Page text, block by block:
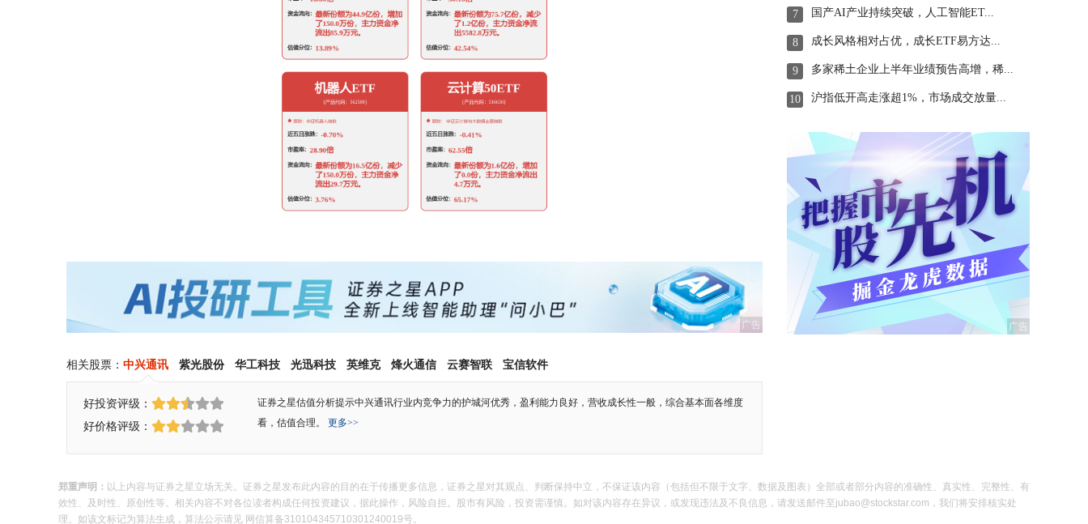
广告
相关股票： 中兴通讯 紫光股份 华工科技 光迅科技 英维克 烽火通信 云赛智联 宝信软件
好投资评级：
好价格评级：
证券之星估值分析提示中兴通讯行业内竞争力的护城河优秀，盈利能力良好，营收成长性一般，综合基本面各维度
看，估值合理。 更多>>
7 国产AI产业持续突破，人工智能ET...
8 成长风格相对占优，成长ETF易方达...
9 多家稀土企业上半年业绩预告高增，稀...
10 沪指低开高走涨超1%，市场成交放量...
郑重声明： 以上内容与证券之星立场无关。证券之星发布此内容的目的在于传播更多信息，证券之星对其观点、判断保持中立，不保证该内容（包括但不限于文字、数据及图表）全部或者部分内容的准确性、真实性、完整性、有
效性、及时性、原创性等。相关内容不对各位读者构成任何投资建议，据此操作，风险自担。股市有风险，投资需谨慎。如对该内容存在异议，或发现违法及不良信息，请发送邮件至jubao@stockstar.com，我们将安排核实处
理。如该文标记为算法生成，算法公示请见 网信算备310104345710301240019号。